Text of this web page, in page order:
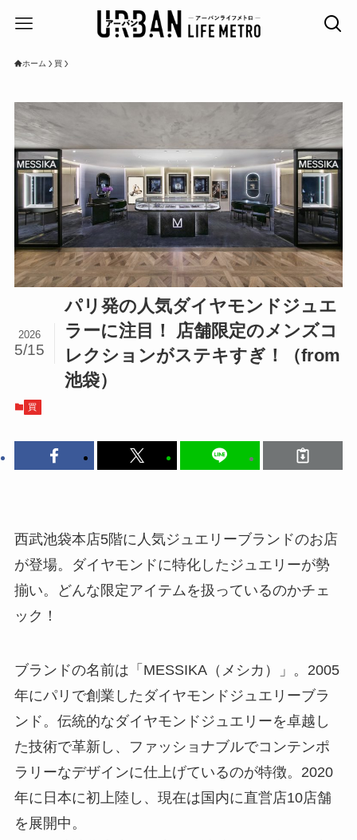
ホーム 買
パリ発の人気ダイヤモンドジュエ
ラーに注目！ 店舗限定のメンズコ
レクションがステキすぎ！（from
池袋）
2026
5/15
買
西武池袋本店5階に人気ジュエリーブランドのお店
が登場。ダイヤモンドに特化したジュエリーが勢
揃い。どんな限定アイテムを扱っているのかチェ
ック！
ブランドの名前は「MESSIKA（メシカ）」。2005
年にパリで創業したダイヤモンドジュエリーブラ
ンド。伝統的なダイヤモンドジュエリーを卓越し
た技術で革新し、ファッショナブルでコンテンポ
ラリーなデザインに仕上げているのが特徴。2020
年に日本に初上陸し、現在は国内に直営店10店舗
を展開中。